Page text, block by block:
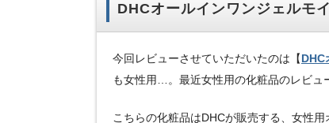
DHCオールインワンジェルモ
今回レビューさせていただいたのは【DHC
も女性用…。最近女性用の化粧品のレビュ
こちらの化粧品はDHCが販売する、女性